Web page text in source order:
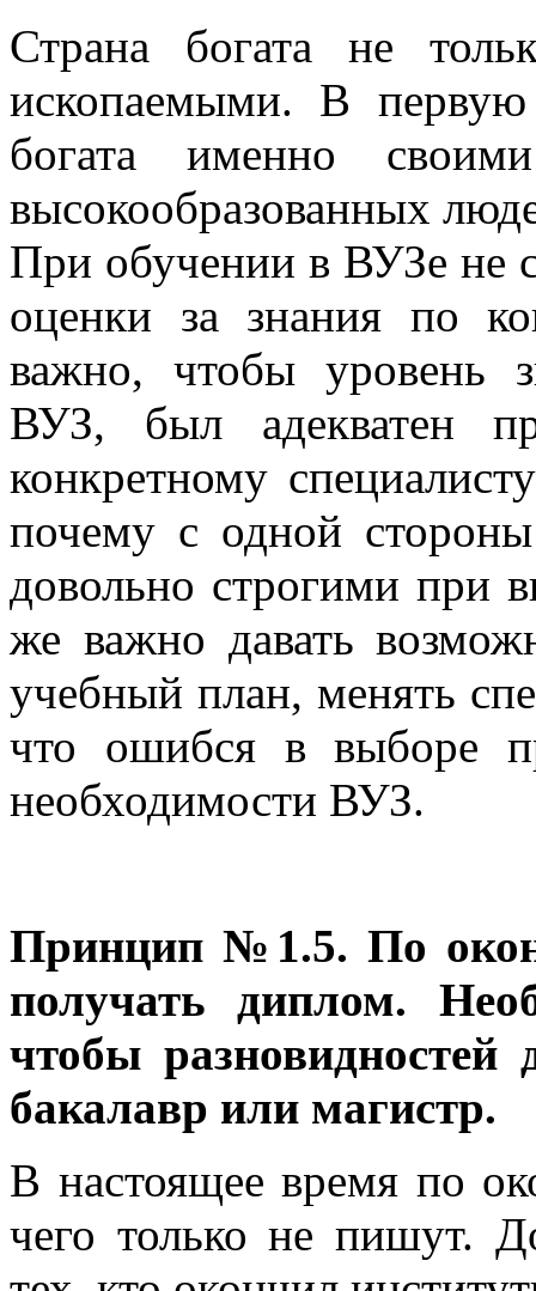
Страна богата не
ископаемыми. В
богата именно
высокообразованных
При обучении в ВУЗе не
оценки за знания по
важно, чтобы уровень
ВУЗ, был адекватен
конкретному
почему с одной стороны
довольно строгими при
же важно давать
учебный план, менять
что ошибся в выборе
необходимости ВУЗ.
Принцип №1.5. По
получать диплом.
чтобы разновидностей
бакалавр или магистр.
В настоящее время по
чего только не пишут.